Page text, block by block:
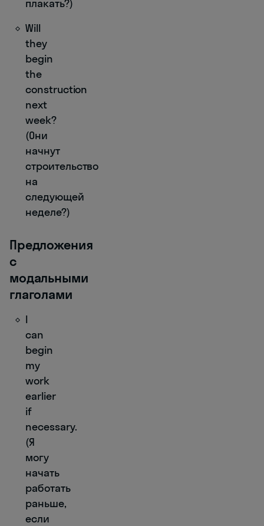
плакать?)
Will
they
begin
the
construction
next
week?
(Они
начнут
строительство
на
следующей
неделе?)
Предложения
с
модальными
глаголами
I
can
begin
my
work
earlier
if
necessary.
(Я
могу
начать
работать
раньше,
если